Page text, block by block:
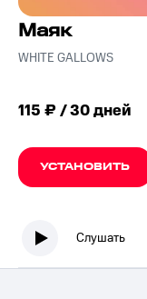
Маяк
WHITE GALLOWS
115 ₽ / 30 дней
УСТАНОВИТЬ
Слушать